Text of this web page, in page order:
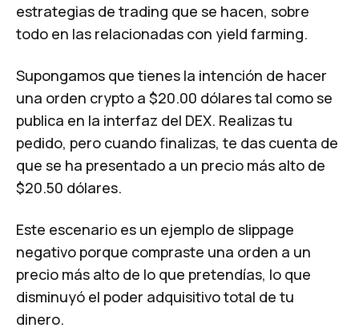
estrategias de trading que se hacen, sobre
todo en las relacionadas con yield farming.
Supongamos que tienes la intención de hacer
una orden crypto a $20.00 dólares tal como se
publica en la interfaz del DEX. Realizas tu
pedido, pero cuando finalizas, te das cuenta de
que se ha presentado a un precio más alto de
$20.50 dólares.
Este escenario es un ejemplo de slippage
negativo porque compraste una orden a un
precio más alto de lo que pretendías, lo que
disminuyó el poder adquisitivo total de tu
dinero.